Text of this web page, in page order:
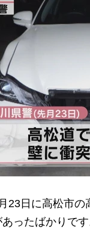
日に高松市の
ったばかりです